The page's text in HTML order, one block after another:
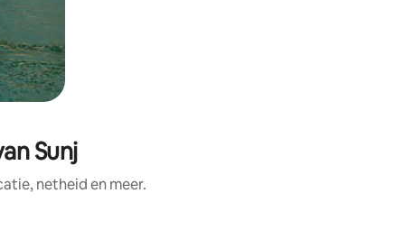
Sunj
netheid en meer.